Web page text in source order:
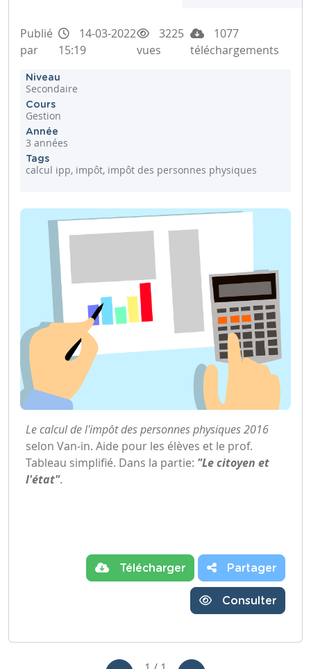
Publié
par
14-03-2022
15:19
3225
vues
1077
téléchargements
Niveau
Secondaire
Cours
Gestion
Année
3 années
Tags
calcul ipp, impôt, impôt des personnes physiques
Le calcul de l'impôt des personnes physiques 2016
selon Van-in. Aide pour les élèves et le prof.
Tableau simplifié. Dans la partie: "Le citoyen et
l'état".
Télécharger Partager
Consulter